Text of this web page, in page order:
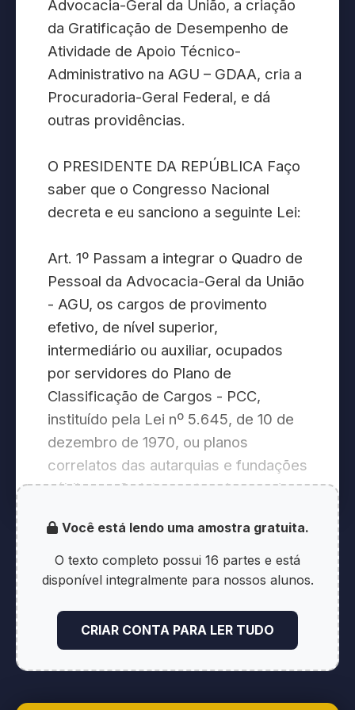
Advocacia-Geral da União, a criação
da Gratificação de Desempenho de
Atividade de Apoio Técnico-
Administrativo na AGU – GDAA, cria a
Procuradoria-Geral Federal, e dá
outras providências.
O PRESIDENTE DA REPÚBLICA Faço
saber que o Congresso Nacional
decreta e eu sanciono a seguinte Lei:
Art. 1º Passam a integrar o Quadro de
Pessoal da Advocacia-Geral da União
- AGU, os cargos de provimento
efetivo, de nível superior,
intermediário ou auxiliar, ocupados
por servidores do Plano de
Classificação de Cargos - PCC,
instituído pela Lei nº 5.645, de 10 de
dezembro de 1970, ou planos
correlatos das autarquias e fundações
públicas, não integrantes de carreiras
exercício na AGU na data de
publicação desta Lei.
caput poderão optar por permanecer
no quadro permanente de pessoal do
órgão ou entidade de origem,
Você está lendo uma amostra gratuita.
O texto completo possui 16 partes e está
disponível integralmente para nossos alunos.
CRIAR CONTA PARA LER TUDO